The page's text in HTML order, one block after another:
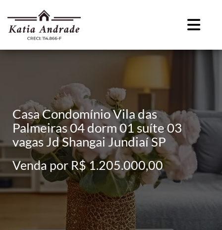
Casa Condomínio Vila das
Palmeiras 04 dorm 01 suíte 03
vagas Jd Shangai Jundiaí SP
Venda por R$ 1.205.000,00